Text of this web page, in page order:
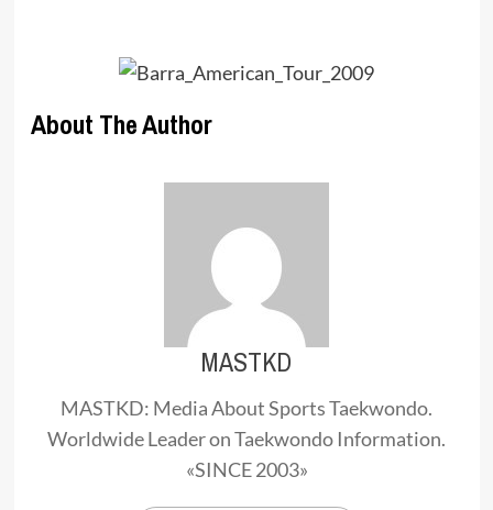
About The Author
MASTKD
MASTKD: Media About Sports Taekwondo.
Worldwide Leader on Taekwondo Information.
«SINCE 2003»